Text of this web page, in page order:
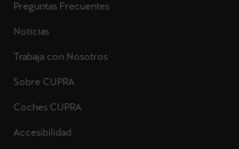
Preguntas Frecuentes
Noticias
Trabaja con Nosotros
Sobre CUPRA
Coches CUPRA
Accesibilidad